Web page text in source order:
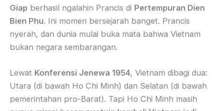
Giap berhasil ngalahin Prancis di Pertempuran Dien
Bien Phu. Ini momen bersejarah banget. Prancis
nyerah, dan dunia mulai buka mata bahwa Vietnam
bukan negara sembarangan.
Lewat Konferensi Jenewa 1954, Vietnam dibagi dua:
Utara (di bawah Ho Chi Minh) dan Selatan (di bawah
pemerintahan pro-Barat). Tapi Ho Chi Minh masih